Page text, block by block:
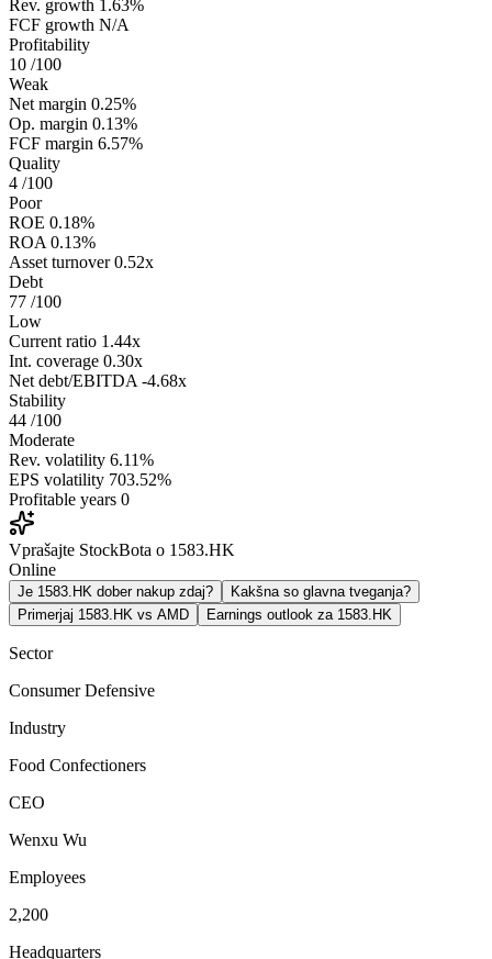
Rev. growth 1.63%
FCF growth N/A
Profitability
10 /100
Weak
Net margin 0.25%
Op. margin 0.13%
FCF margin 6.57%
Quality
4 /100
Poor
ROE 0.18%
ROA 0.13%
Asset turnover 0.52x
Debt
77 /100
Low
Current ratio 1.44x
Int. coverage 0.30x
Net debt/EBITDA -4.68x
Stability
44 /100
Moderate
Rev. volatility 6.11%
EPS volatility 703.52%
Profitable years 0
Vprašajte StockBota o 1583.HK
Online
Je 1583.HK dober nakup zdaj?
Kakšna so glavna tveganja?
Primerjaj 1583.HK vs AMD
Earnings outlook za 1583.HK
Sector
Consumer Defensive
Industry
Food Confectioners
CEO
Wenxu Wu
Employees
2,200
Headquarters